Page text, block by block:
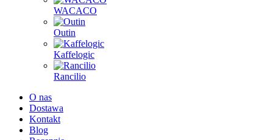
WACACO
Outin
Kaffelogic
Rancilio
O nas
Dostawa
Kontakt
Blog